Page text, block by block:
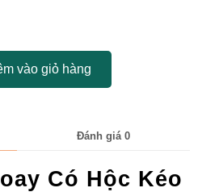
vào giỏ hàng
Đánh giá 0
Có Hộc Kéo